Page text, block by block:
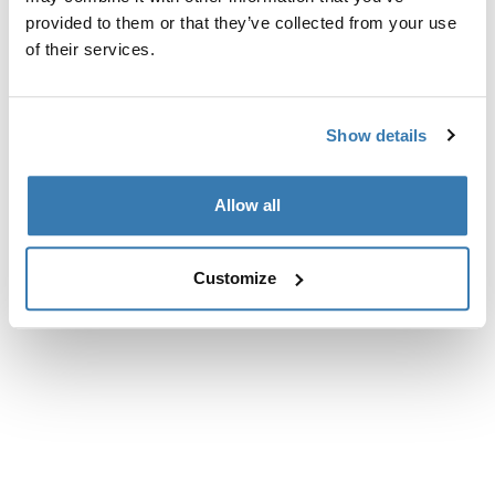
provided to them or that they’ve collected from your use
of their services.
Show details
Allow all
Customize
Toggle overview
Descripción del producto
Toggle features
Todas las características